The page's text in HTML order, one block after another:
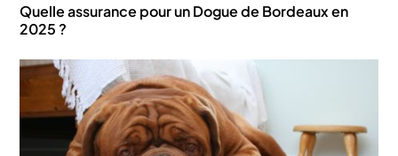
Quelle assurance pour un Dogue de Bordeaux en
2025 ?